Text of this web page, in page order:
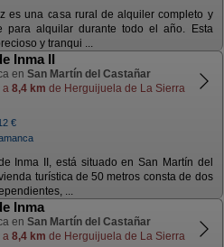
es una casa rural de alquiler completo y
para alquilar durante todo el año. Esta
y tranqui ...
Inma II
en San Martín del Castañar
a 8,4 km de Herguijuela de La Sierra
€
Inma II, está situado en San Martín del
turística de 50 metros consta de dos
...
Inma
en San Martín del Castañar
a 8,4 km de Herguijuela de La Sierra